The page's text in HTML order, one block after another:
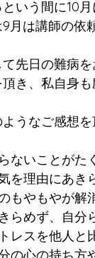
いう間に10
月は講師の依
て先日の難病
き、私自身も
うなご感想を
ないことがた
を理由にあき
もやもやが解
らめず、自分
レスを他人と